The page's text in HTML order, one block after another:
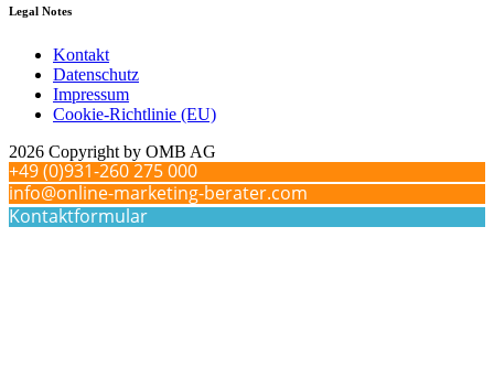
Legal Notes
Kontakt
Datenschutz
Impressum
Cookie-Richtlinie (EU)
2026 Copyright by OMB AG
+49 (0)931-260 275 000
info@online-marketing-berater.com
Kontaktformular